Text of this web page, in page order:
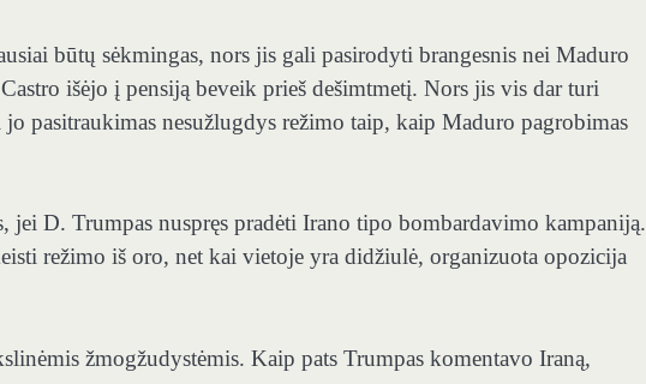
būtų sėkmingas, nors jis gali pasirodyti brangesnis nei Maduro
išėjo į pensiją beveik prieš dešimtmetį. Nors jis vis dar turi
pasitraukimas nesužlugdys režimo taip, kaip Maduro pagrobimas
jei D. Trumpas nuspręs pradėti Irano tipo bombardavimo kampaniją.
režimo iš oro, net kai vietoje yra didžiulė, organizuota opozicija
žmogžudystėmis. Kaip pats Trumpas komentavo Iraną,